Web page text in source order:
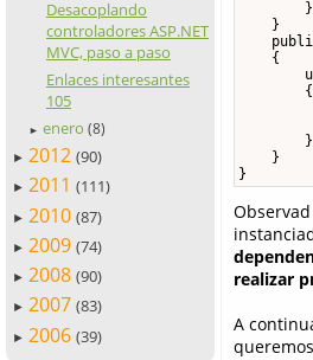
Desacoplando
controladores ASP.NET
MVC, paso a paso
Enlaces interesantes
105
► enero (8)
► 2012 (90)
► 2011 (111)
► 2010 (87)
► 2009 (74)
► 2008 (90)
► 2007 (83)
► 2006 (39)
        }
    }
    {
        {
        }
    }
}
realizar
A